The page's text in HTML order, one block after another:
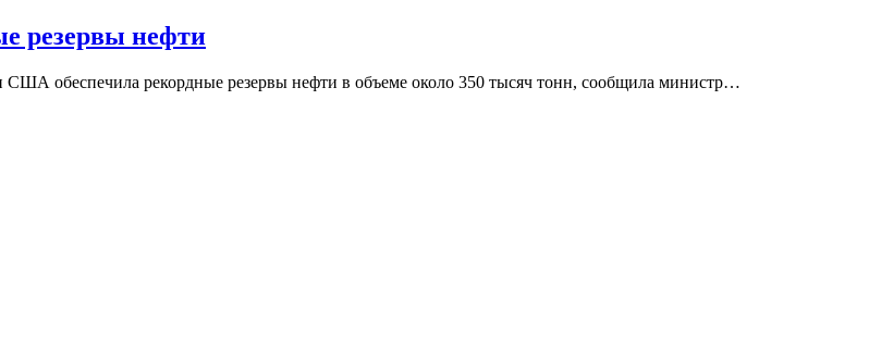
резервы нефти
США обеспечила рекордные резервы нефти в объеме около 350 тысяч тонн, сообщила министр…